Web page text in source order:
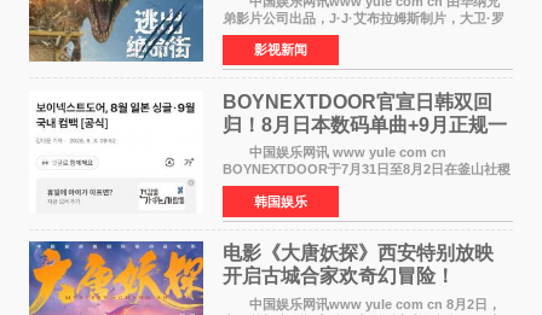
弟影片公司出品，J·J·艾布拉姆斯制片，大卫·罗
伯特·米切尔执导，好莱坞巨星安妮·海瑟薇、伊万
·麦克格雷格主演的2026年暑期惊悚恐龙大片《逃
出绝命
影视新闻
BOYNEXTDOOR官宣日韩双回
归！8月日本数码单曲+9月正规一
辑改版
中国娱乐网讯 www yule com cn
BOYNEXTDOOR于7月31日至8月2日在釜山社稷
室内体育馆举办了BOYNEXTDOOR TOUR
&lsquo;KNOCK ON Vol 2&rsquo; IN
BUSAN，与当地粉丝共度难忘时光。 在演
韩国娱乐
电影《大唐妖探》西安特别放映
开启古城合家欢奇幻冒险！
中国娱乐网讯www yule com cn 8月2日，